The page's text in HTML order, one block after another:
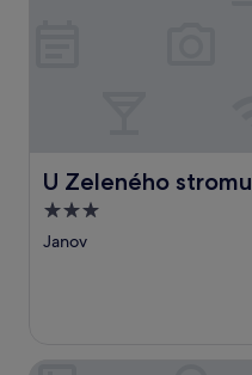
U Zeleného stromu
U Zeleného stromu
3.0-
stjernet
Janov